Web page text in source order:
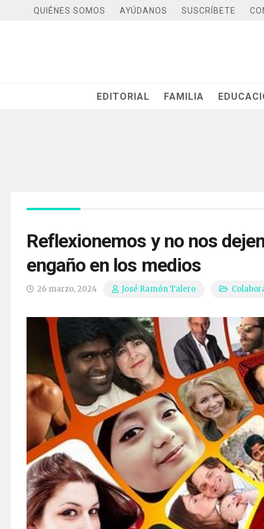
QUIÉNES SOMOS AYÚDANOS SUSCRÍBETE
EDITORIAL FAMILIA
Reflexionemos y no nos
engaño en los medios
26 marzo, 2024 José Ramón Talero